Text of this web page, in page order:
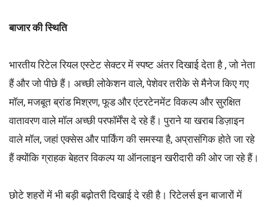
बाजार की स्थिति
भारतीय रिटेल रियल एस्टेट सेक्टर में स्पष्ट अंतर दिखाई देता है , जो नेता
हैं और जो पीछे हैं। अच्छी लोकेशन वाले, पेशेवर तरीके से मैनेज किए गए
मॉल, मजबूत ब्रांड मिश्रण, फूड और एंटरटेनमेंट विकल्प और सुरक्षित
वातावरण वाले मॉल अच्छी परफॉर्मेंस दे रहे हैं। पुराने या खराब डिज़ाइन
वाले मॉल, जहां एक्सेस और पार्किंग की समस्या है, अप्रासंगिक होते जा रहे
हैं क्योंकि ग्राहक बेहतर विकल्प या ऑनलाइन खरीदारी की ओर जा रहे हैं।
छोटे शहरों में भी बड़ी बढ़ोतरी दिखाई दे रही है। रिटेलर्स इन बाजारों में